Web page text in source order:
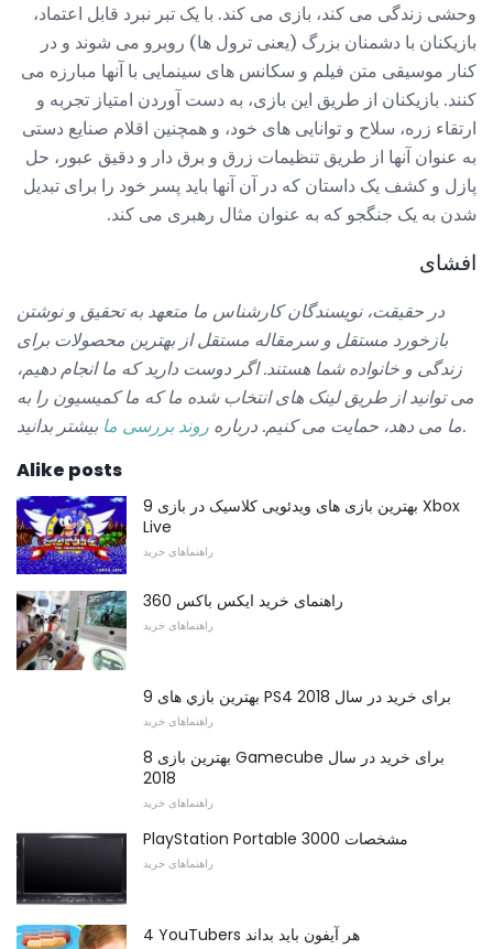
وحشی زندگی می کند، بازی می کند. با یک تبر نبرد قابل اعتماد،
بازیکنان با دشمنان بزرگ (یعنی ترول ها) روبرو می شوند و در
کنار موسیقی متن فیلم و سکانس های سینمایی با آنها مبارزه می
کنند. بازیکنان از طریق این بازی، به دست آوردن امتیاز تجربه و
ارتقاء زره، سلاح و توانایی های خود، و همچنین اقلام صنایع دستی
به عنوان آنها از طریق تنظیمات زرق و برق دار و دقیق عبور، حل
پازل و کشف یک داستان که در آن آنها باید پسر خود را برای تبدیل
شدن به یک جنگجو که به عنوان مثال رهبری می کند.
افشای
در حقیقت، نویسندگان کارشناس ما متعهد به تحقیق و نوشتن
بازخورد مستقل و سرمقاله مستقل از بهترین محصولات برای
زندگی و خانواده شما هستند. اگر دوست دارید که ما انجام دهیم،
می توانید از طریق لینک های انتخاب شده ما که ما کمیسیون را به
ما می دهد، حمایت می کنیم. درباره روند بررسی ما
بیشتر بدانید.
Alike posts
9 بهترین بازی های ویدئویی کلاسیک در بازی Xbox
Live
راهنماهای خرید
راهنمای خرید ایکس باکس 360
راهنماهای خرید
9 بهترین بازي های PS4 برای خرید در سال 2018
راهنماهای خرید
8 بهترین بازی Gamecube برای خرید در سال
2018
راهنماهای خرید
PlayStation Portable 3000 مشخصات
راهنماهای خرید
4 YouTubers هر آیفون باید بداند